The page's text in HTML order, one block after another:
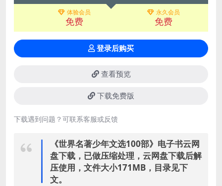
体验会员
免费
永久会员
免费
登录后购买
查看预览
下载免费版
下载遇到问题？可联系客服或反馈
《世界名著少年文选100部》电子书云网
盘下载，已做压缩处理，云网盘下载后解
压使用，文件大小171MB，目录见下
文。